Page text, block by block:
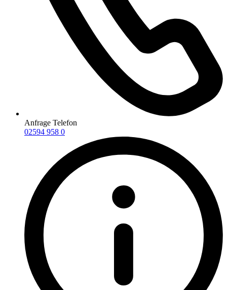
Anfrage Telefon
02594 958 0